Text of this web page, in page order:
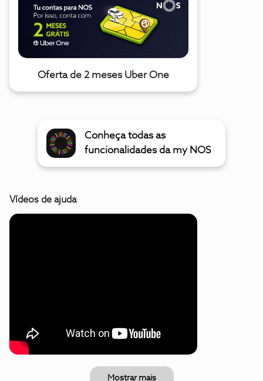
Oferta de 2 meses Uber One
Conheça todas as
funcionalidades da my NOS
Vídeos de ajuda
Mostrar mais